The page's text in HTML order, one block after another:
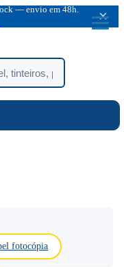
— envio em 48h.
×
fotocópia